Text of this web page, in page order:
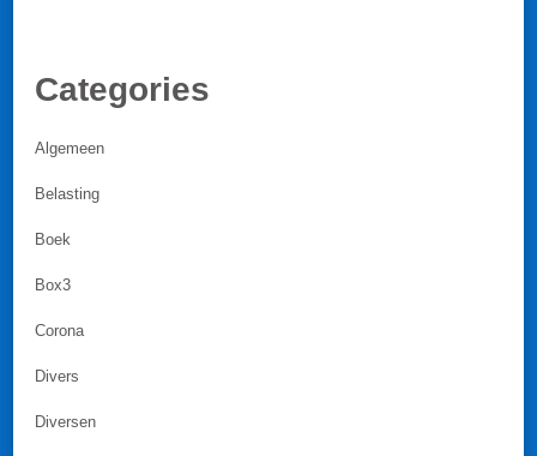
Categories
Algemeen
Belasting
Boek
Box3
Corona
Divers
Diversen